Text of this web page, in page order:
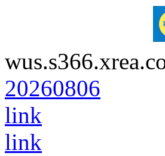
20260806
link
link